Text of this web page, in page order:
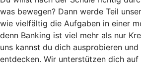
was bewegen? Dann werde Teil
wie vielfältig die Aufgaben in einer
denn Banking ist viel mehr als nur
uns kannst du dich ausprobieren
entdecken. Wir unterstützen dich auf